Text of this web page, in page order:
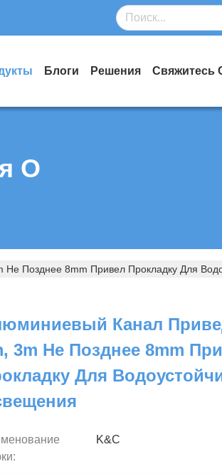
Блоги Решения
О
Позднее 8mm Привел Прокладку Для
Канал
3m Не Позднее 8mm
Для
K&C